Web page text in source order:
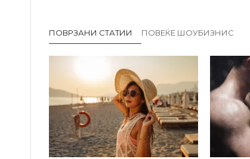
ПОВРЗАНИ СТАТИИ ПОВЕЌЕ ШОУБИЗНИС